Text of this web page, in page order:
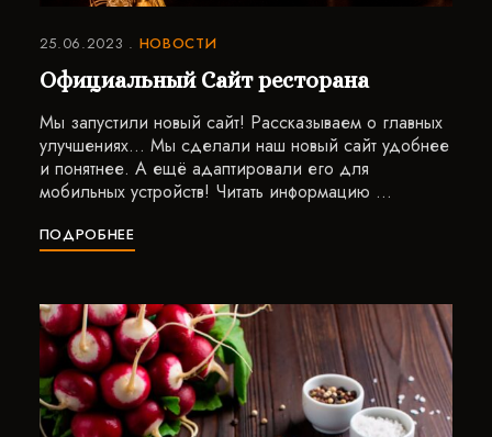
25.06.2023 НОВОСТИ
Официальный Сайт ресторана
Мы запустили новый сайт! Рассказываем о главных
улучшениях… Мы сделали наш новый сайт удобнее
и понятнее. А ещё адаптировали его для
мобильных устройств! Читать информацию …
ПОДРОБНЕЕ